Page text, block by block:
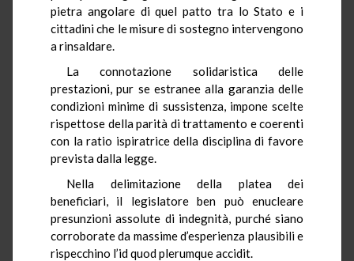
pietra angolare di quel patto tra lo Stato e i
cittadini che le misure di sostegno intervengono
a rinsaldare.
La connotazione solidaristica delle
prestazioni, pur se estranee alla garanzia delle
condizioni minime di sussistenza, impone scelte
rispettose della parità di trattamento e coerenti
con la ratio ispiratrice della disciplina di favore
prevista dalla legge.
Nella delimitazione della platea dei
beneficiari, il legislatore ben può enucleare
presunzioni assolute di indegnità, purché siano
corroborate da massime d’esperienza plausibili e
rispecchino l’id quod plerumque accidit.